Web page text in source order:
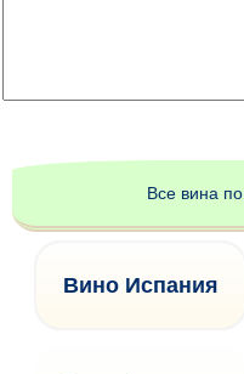
Все вина
Вино Испания